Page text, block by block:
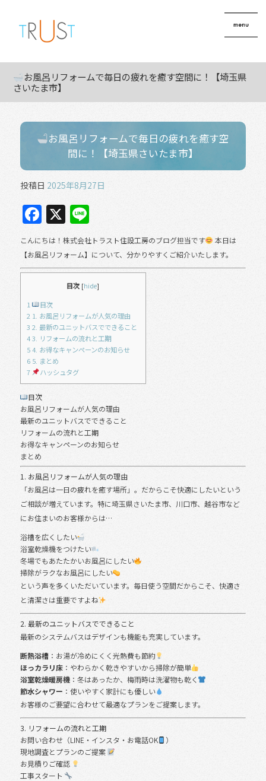
お風呂リフォームで毎日の疲れを癒す空間に！【埼玉県
さいたま市】
お風呂リフォームで毎日の疲れを癒す空
間に！【埼玉県さいたま市】
投稿日 2025年8月27日
F
a
c
e
o
o
k
X Li
n
e
こんにちは！株式会社トラスト住設工房のブログ担当です
本日は
【お風呂リフォーム】について、分かりやすくご紹介いたします。
目次 [hide]
1
目次
2 1. お風呂リフォームが人気の理由
3 2. 最新のユニットバスでできること
43. リフォームの流れと工期
54. お得なキャンペーンのお知らせ
65. まとめ
7
ハッシュタグ
目次
お風呂リフォームが人気の理由
最新のユニットバスでできること
リフォームの流れと工期
お得なキャンペーンのお知らせ
まとめ
1. お風呂リフォームが人気の理由
「お風呂は一日の疲れを癒す場所」。だからこそ快適にしたいという
ご相談が増えています。特に埼玉県さいたま市、川口市、越谷市など
にお住まいのお客様からは…
浴槽を広くしたい
浴室乾燥機をつけたい
冬場でもあたたかいお風呂にしたい
掃除がラクなお風呂にしたい
という声を多くいただいています。毎日使う空間だからこそ、快適さ
と清潔さは重要ですよね
2. 最新のユニットバスでできること
最新のシステムバスはデザインも機能も充実しています。
断熱浴槽：お湯が冷めにくく光熱費も節約
ほっカラリ床：やわらかく乾きやすいから掃除が簡単
浴室乾燥暖房機：冬はあったか、梅雨時は洗濯物も乾く
節水シャワー ：使いやすく家計にも優しい
お客様のご要望に合わせて最適なプランをご提案します。
3. リフォームの流れと工期
お問い合わせ（LINE・インスタ・お電話OK
）
現地調査とプランのご提案
お見積りご確認
工事スタート